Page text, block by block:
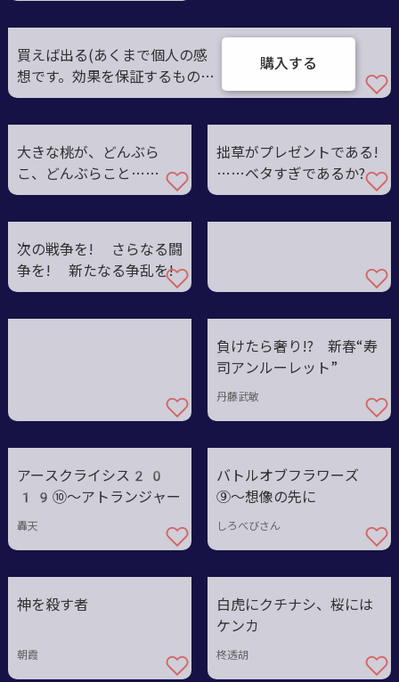
買えば出る(あくまで個人の感
想です。効果を保証するもので
はありません)
購入する
大きな桃が、どんぶら
こ、どんぶらこと……
拙草がプレゼントである!
……ベタすぎであるか?
次の戦争を! さらなる闘
争を! 新たなる争乱を!
負けたら奢り!? 新春“寿
司アンルーレット”
丹藤武敏
アースクライシス20
19⑩～アトランジャー
轟天
バトルオブフラワーズ
⑨〜想像の先に
しろべびさん
神を殺す者
朝霞
白虎にクチナシ、桜には
ケンカ
柊透胡